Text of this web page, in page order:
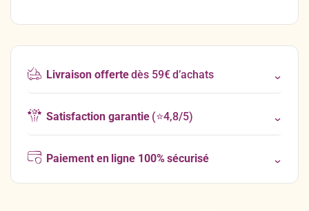
Livraison offertedès 59€ d’achats
Satisfaction garantie(⭐4,8/5)
Paiement en ligne 100% sécurisé